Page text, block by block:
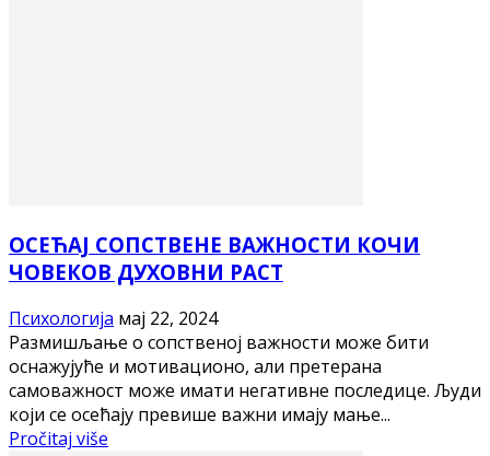
ОСЕЋАЈ СОПСТВЕНЕ ВАЖНОСТИ КОЧИ
ЧОВЕКОВ ДУХОВНИ РАСТ
Психологија мај 22, 2024
Размишљање о сопственој важности може бити
оснажујуће и мотивационо, али претерана
самоважност може имати негативне последице. Људи
који се осећају превише важни имају мање...
Pročitaj više